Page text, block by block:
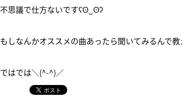
不思議で仕方ないですʕʘ‿ʘʔ
もしなんかオススメの曲あったら聞いてみるんで教
ではでは＼(^-^)／